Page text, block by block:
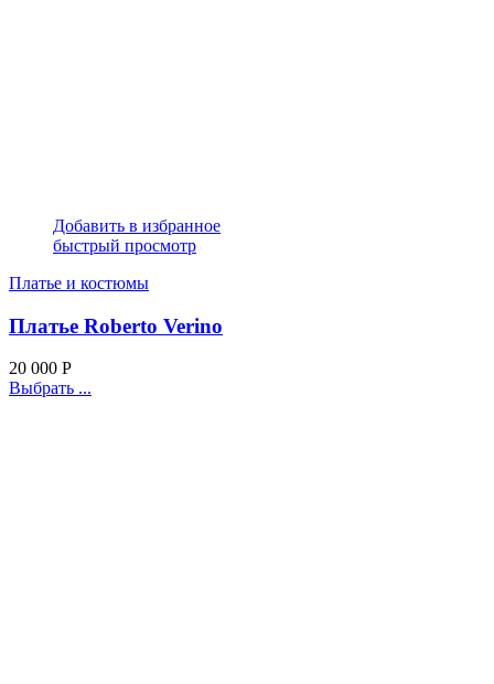
Добавить в избранное
быстрый просмотр
Платье и костюмы
Платье Roberto Verino
20 000 Р
Выбрать ...